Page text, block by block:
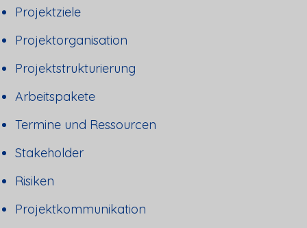
Projektziele
Projektorganisation
Projektstrukturierung
Arbeitspakete
Termine und Ressourcen
Stakeholder
Risiken
Projektkommunikation